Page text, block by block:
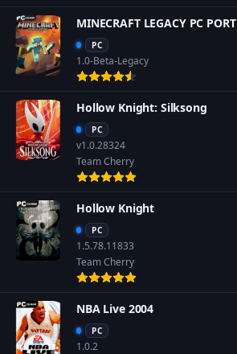
MINECRAFT LEGACY PC PORT
PC
1.0-Beta-Legacy
Hollow Knight: Silksong
PC
v1.0.28324
Team Cherry
Hollow Knight
PC
1.5.78.11833
Team Cherry
NBA Live 2004
PC
1.0.2